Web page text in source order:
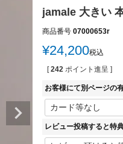
jamale 大きい
商品番号 07000653r
¥24,200税込
[ 242 ポイント進呈 ]
お客様にて別ページの
レビュー投稿すると特